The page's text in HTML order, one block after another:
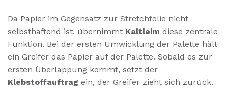
Da Papier im Gegensatz zur Stretchfolie nicht
selbsthaftend ist, übernimmt Kaltleim diese zentrale
Funktion. Bei der ersten Umwicklung der Palette hält
ein Greifer das Papier auf der Palette. Sobald es zur
ersten Überlappung kommt, setzt der
Klebstoffauftrag ein, der Greifer zieht sich zurück.